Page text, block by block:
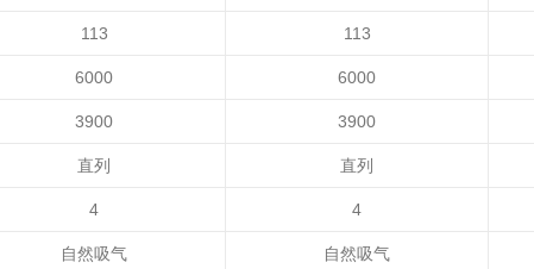
113 113
6000 6000
3900 3900
直列 直列
4 4
自然吸气 自然吸气